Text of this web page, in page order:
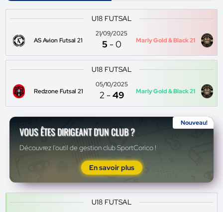
U18 FUTSAL
AS Avion Futsal 21
21/09/2025
5 -0 Marly Gold & Black 21
U18 FUTSAL
Redzone Futsal 21
05/10/2025
2 -49 Marly Gold & Black 21
Nouveau!
VOUS ÊTES DIRIGEANT D'UN CLUB ?
Découvrez l'outil de gestion club SportCorico !
En savoir plus
U18 FUTSAL